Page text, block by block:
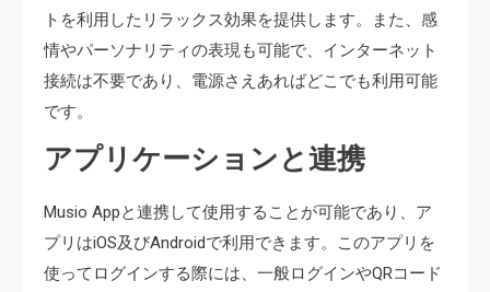
トを利用したリラックス効果を提供します。また、感
情やパーソナリティの表現も可能で、インターネット
接続は不要であり、電源さえあればどこでも利用可能
です。
アプリケーションと連携
Musio Appと連携して使用することが可能であり、ア
プリはiOS及びAndroidで利用できます。このアプリを
使ってログインする際には、一般ログインやQRコード